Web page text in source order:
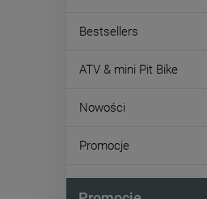
Bestsellers
ATV & mini Pit Bike
Nowości
Promocje